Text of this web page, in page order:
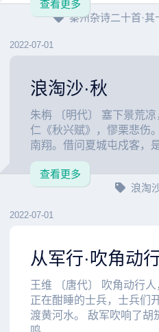
查看更多
秦州杂诗二十首·其
2022-07-01
浪淘沙·秋
朱栴 〔明代〕 塞下景荒
仁《秋兴赋》，憀栗悲伤
南翔。借问夏城屯戍客，
查看更多
浪淘
2022-07-01
从军行·吹角动
王维 〔唐代〕 吹角动行
正在酣睡的士兵，士兵们
渡黄河水。 敌军吹响了胡